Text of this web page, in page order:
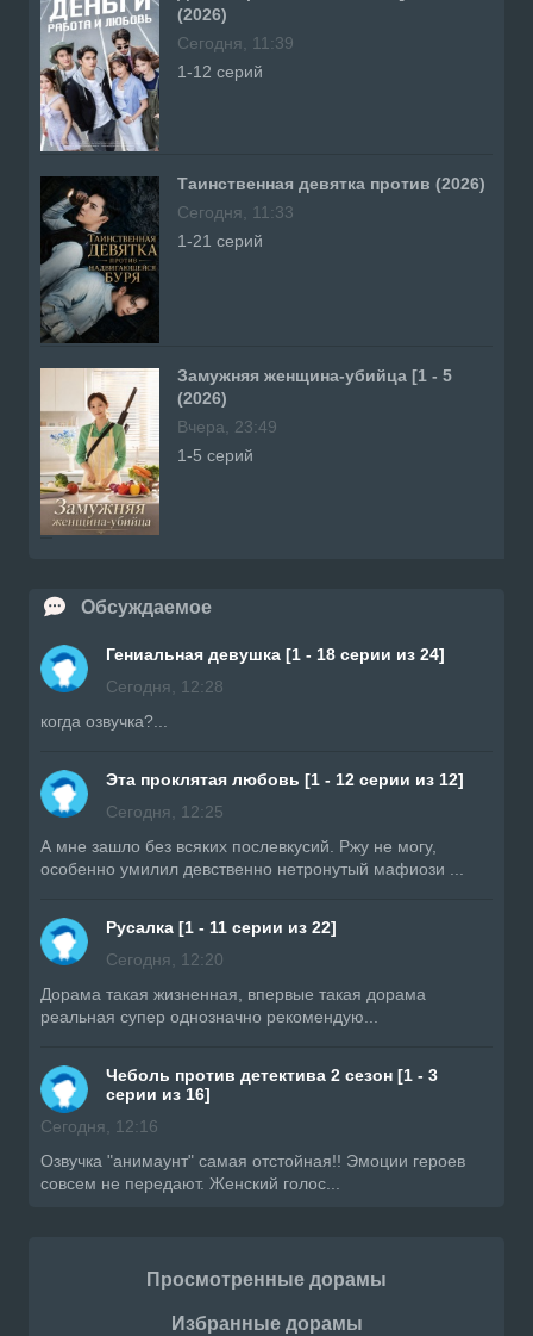
(2026)
Сегодня, 11:39
1-12 серий
Таинственная девятка против (2026)
Сегодня, 11:33
1-21 серий
Замужняя женщина-убийца [1 - 5
(2026)
Вчера, 23:49
1-5 серий
Обсуждаемое
Гениальная девушка [1 - 18 серии из 24]
Сегодня, 12:28
когда озвучка?...
Эта проклятая любовь [1 - 12 серии из 12]
Сегодня, 12:25
А мне зашло без всяких послевкусий. Ржу не могу,
особенно умилил девственно нетронутый мафиози ...
Русалка [1 - 11 серии из 22]
Сегодня, 12:20
Дорама такая жизненная, впервые такая дорама
реальная супер однозначно рекомендую...
Чеболь против детектива 2 сезон [1 - 3
серии из 16]
Сегодня, 12:16
Озвучка "анимаунт" самая отстойная!! Эмоции героев
совсем не передают. Женский голос...
Просмотренные дорамы
Избранные дорамы